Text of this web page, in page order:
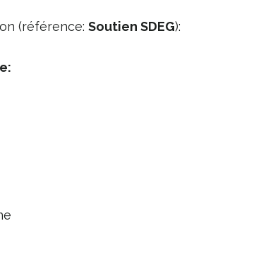
(référence: Soutien SDEG):